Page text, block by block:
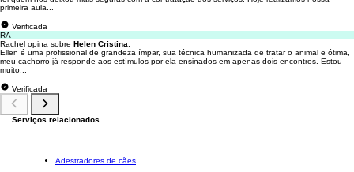
primeira aula...
Verificada
RA
Rachel opina sobre Helen Cristina:
Ellen é uma profissional de grandeza ímpar, sua técnica humanizada de tratar o animal e ótima,
meu cachorro já responde aos estímulos por ela ensinados em apenas dois encontros. Estou
muito...
Verificada
Serviços relacionados
Adestradores de cães